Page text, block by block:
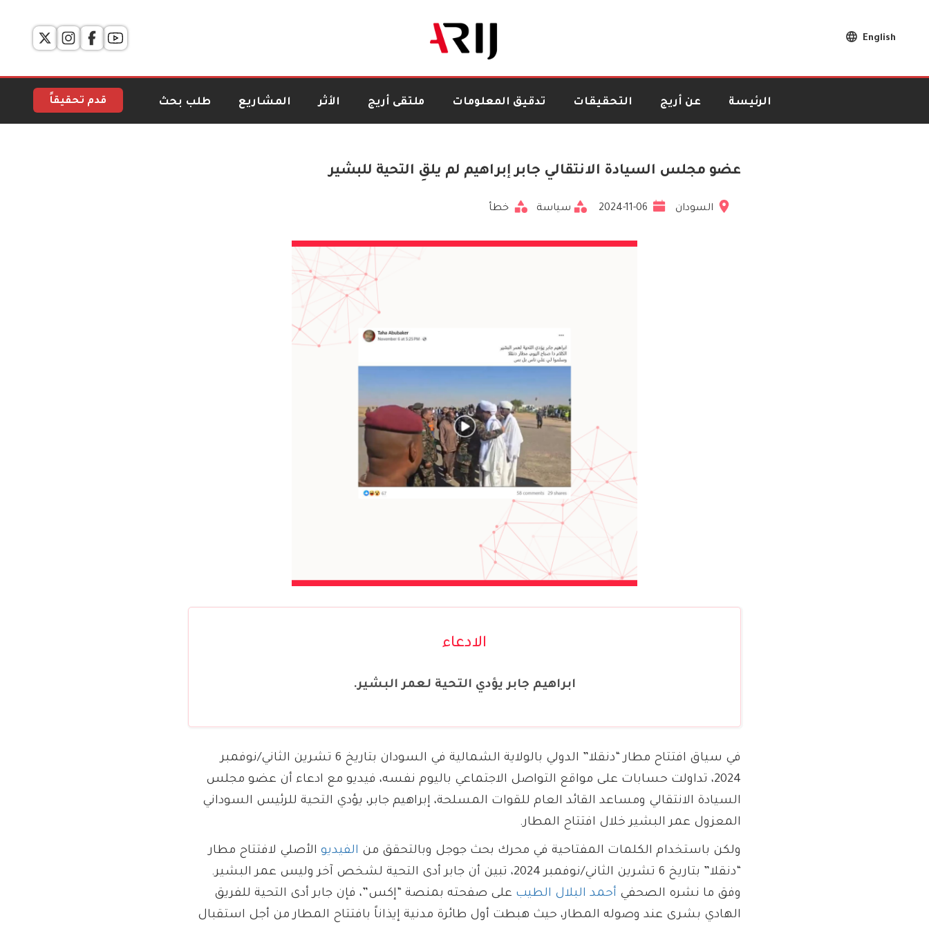
English
الرئيسة عن أريج التحقيقات تدقيق المعلومات ملتقى أريج الأثر المشاريع طلب بحث قدم تحقيقاً
عضو مجلس السيادة الانتقالي جابر إبراهيم لم يلقِ التحية للبشير
السودان 2024-11-06 سياسة خطأ
الادعاء
ابراهيم جابر يؤدي التحية لعمر البشير.
في سياق افتتاح مطار “دنقلا” الدولي بالولاية الشمالية في السودان بتاريخ 6 تشرين الثاني/نوفمبر
2024، تداولت حسابات على مواقع التواصل الاجتماعي باليوم نفسه، فيديو مع ادعاء أن عضو مجلس
السيادة الانتقالي ومساعد القائد العام للقوات المسلحة، إبراهيم جابر، يؤدي التحية للرئيس السوداني
المعزول عمر البشير خلال افتتاح المطار.
ولكن باستخدام الكلمات المفتاحية في محرك بحث جوجل وبالتحقق من الفيديو الأصلي لافتتاح مطار
“دنقلا” بتاريخ 6 تشرين الثاني/نوفمبر 2024، تبين أن جابر أدى التحية لشخص آخر وليس عمر البشير.
وفق ما نشره الصحفي أحمد البلال الطيب على صفحته بمنصة “إكس”، فإن جابر أدى التحية للفريق
الهادي بشرى عند وصوله المطار، حيث هبطت أول طائرة مدنية إيذاناً بافتتاح المطار من أجل استقبال